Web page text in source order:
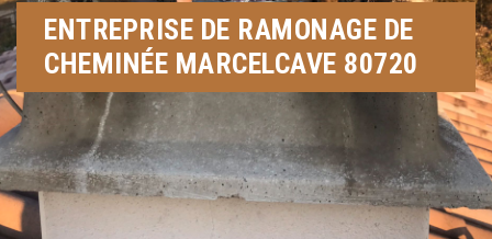
ENTREPRISE DE RAMONAGE DE
CHEMINÉE MARCELCAVE 80720